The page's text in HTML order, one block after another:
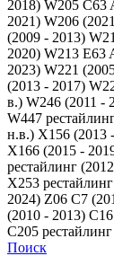
2018) W205 C63
2021) W206
(2009 - 2013)
2020) W213 E63
2023) W221
(2013 - 2017)
в.) W246 (2011 -
W447
н.в.) X156 (2013
X166 (2015 -
рестайлинг
X253
2024) Z06 C7
(2010 - 2013)
С205
Поиск